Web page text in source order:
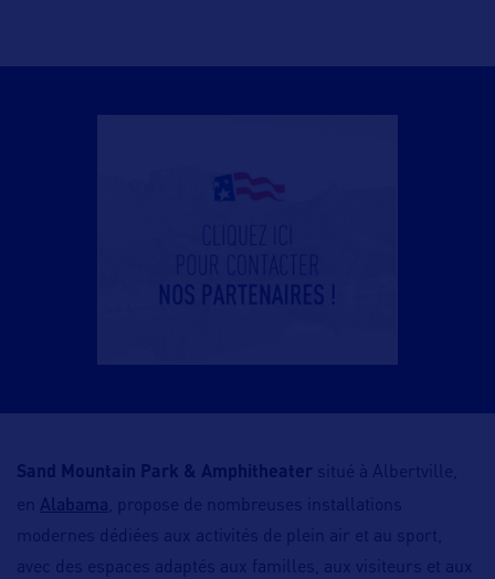
Sand Mountain Park & Amphitheater situé à Albertville,
en Alabama , propose de nombreuses installations
modernes dédiées aux activités de plein air et au sport,
avec des espaces adaptés aux familles, aux visiteurs et aux